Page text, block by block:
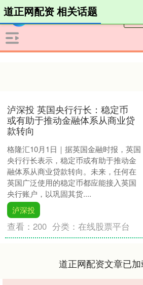
道正网配资 相关话题
泸深投 英国央行行长：稳定币
或有助于推动金融体系从商业贷
款转向
格隆汇10月1日｜据英国金融时报，英国
央行行长表示，稳定币或有助于推动金
融体系从商业贷款转向。未来，任何在
英国广泛使用的稳定币都应能接入英国
央行账户，以巩固其货....
泸深投
查看：200 分类：在线股票平台
道正网配资文章已